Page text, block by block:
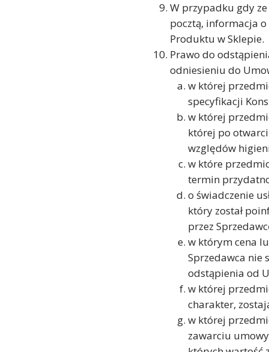
W przypadku gdy
pocztą, informacja
Produktu w Sklepie.
Prawo do
odniesieniu do
w której
specyfikacji
w której
której po
względów
w które
termin
o świadczenie
który został
przez
w którym cena
Sprzedawca nie
odstąpienia od
w której
charakter,
w której
zawarciu